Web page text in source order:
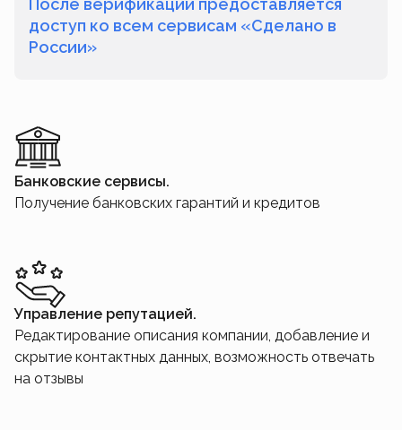
После верификации предоставляется
доступ ко всем сервисам «Сделано в
России»
Банковские сервисы.
Получение банковских гарантий и кредитов
Управление репутацией.
Редактирование описания компании, добавление и
скрытие контактных данных, возможность отвечать
на отзывы